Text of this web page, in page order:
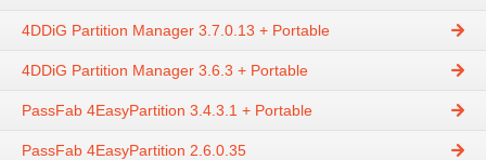
4DDiG Partition Manager 3.7.0.13 + Portable
4DDiG Partition Manager 3.6.3 + Portable
PassFab 4EasyPartition 3.4.3.1 + Portable
PassFab 4EasyPartition 2.6.0.35